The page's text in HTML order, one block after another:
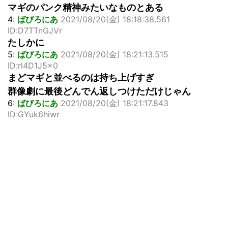
マギのパンク精神みたいなものとある
4: ばびろにあ 2021/08/20(金) 18:18:38.561
ID:D7TTnGJVr
たしかに
5: ばびろにあ 2021/08/20(金) 18:21:13.515
ID:rl4D1J5x0
まどマギと並べるのは持ち上げすぎ
群像劇に最後どんでん返しつけただけじゃん
6: ばびろにあ 2021/08/20(金) 18:21:17.843
ID:GYuk6hiwr